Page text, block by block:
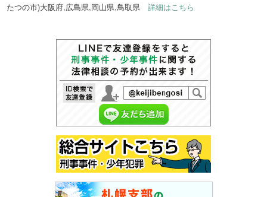
たつの市)大阪府,広島県,岡山県,鳥取県詳細はこちら